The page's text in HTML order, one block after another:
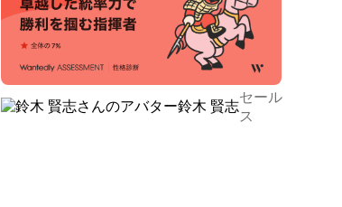
たイメージ調査でも、経営者が選ぶマグロ解体ショー
います。
※「マグロ解体ショー10社を対象にしたサイト比較イメ
調査対象：全国の20代〜60代の経営者男女1036名
ゼネラルリサーチ社によるインターネット調査（2019
鈴木 賢志
セール
ス